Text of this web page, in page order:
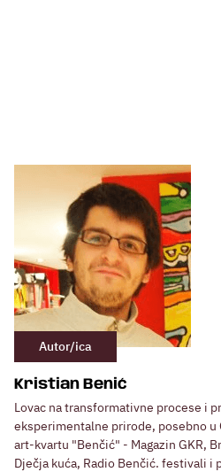
Autor/ica
Kristian Benić
Lovac na transformativne procese i
eksperimentalne prirode, posebno u
art-kvartu "Benčić" - Magazin GKR,
Dječja kuća, Radio Benčić. festivali i